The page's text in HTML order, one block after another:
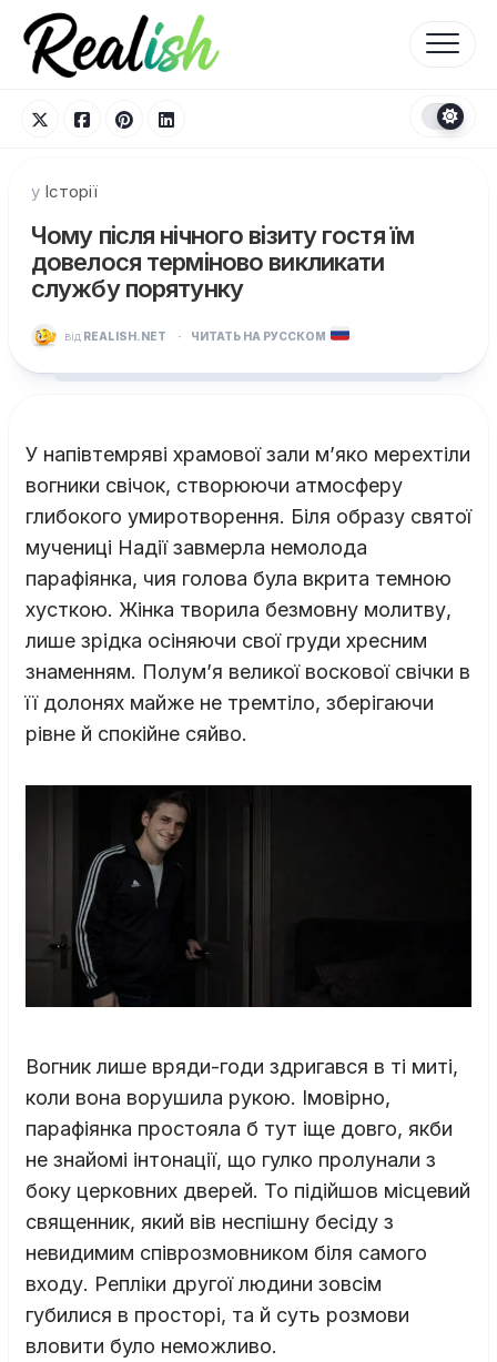
Перейти
вмісту
у Історії
Чому після нічного візиту гостя їм
довелося терміново викликати
службу порятунку
від REALISH.NET · ЧИТАТЬ НА РУССКОМ
У напівтемряві храмової зали м’яко мерехтіли
вогники свічок, створюючи атмосферу
глибокого умиротворення. Біля образу святої
мучениці Надії завмерла немолода
парафіянка, чия голова була вкрита темною
хусткою. Жінка творила безмовну молитву,
лише зрідка осіняючи свої груди хресним
знаменням. Полум’я великої воскової свічки в
її долонях майже не тремтіло, зберігаючи
рівне й спокійне сяйво.
Вогник лише вряди-годи здригався в ті миті,
коли вона ворушила рукою. Імовірно,
парафіянка простояла б тут іще довго, якби
не знайомі інтонації, що гулко пролунали з
боку церковних дверей. То підійшов місцевий
священник, який вів неспішну бесіду з
невидимим співрозмовником біля самого
входу. Репліки другої людини зовсім
губилися в просторі, та й суть розмови
вловити було неможливо.